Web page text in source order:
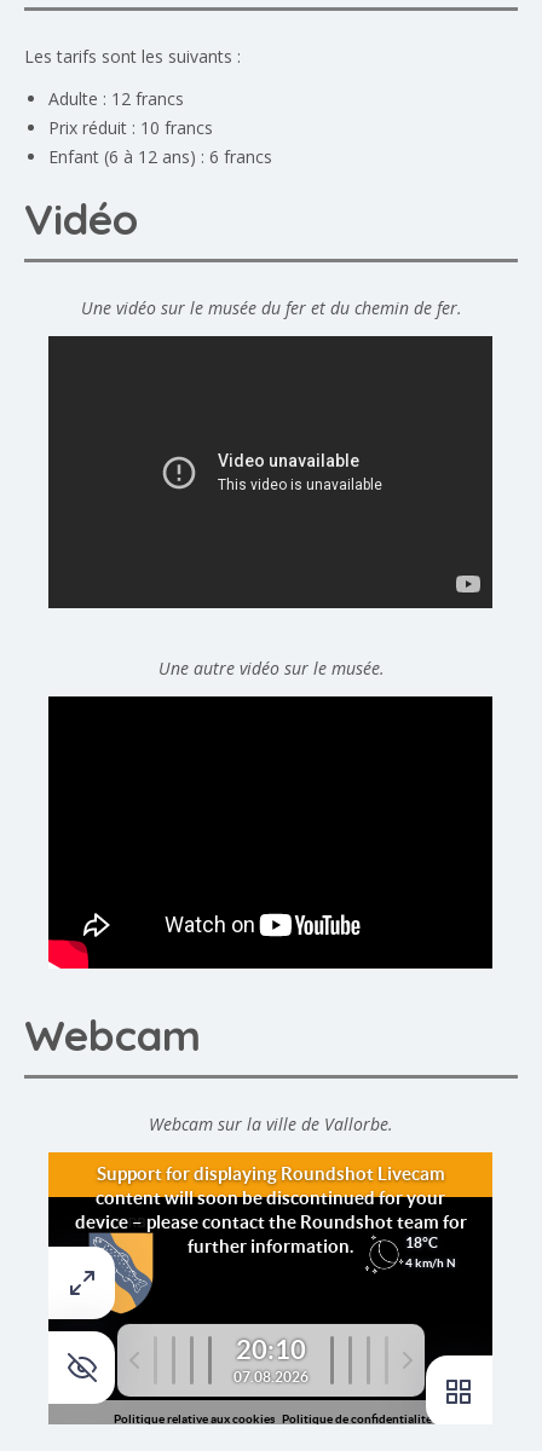
Les tarifs sont les suivants :
Adulte : 12 francs
Prix réduit : 10 francs
Enfant (6 à 12 ans) : 6 francs
Vidéo
Une vidéo sur le musée du fer et du chemin de fer.
Une autre vidéo sur le musée.
Webcam
Webcam sur la ville de Vallorbe.